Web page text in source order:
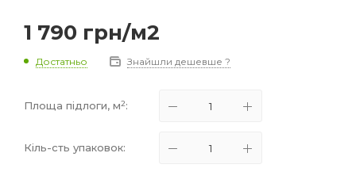
1 790 грн/м2
Достатньо Знайшли дешевше ?
Площа підлоги, м2:
Кіль-сть упаковок: